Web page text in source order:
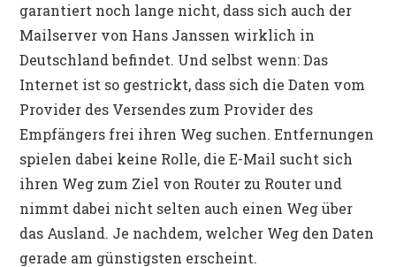
garantiert noch lange nicht, dass sich auch der
Mailserver von Hans Janssen wirklich in
Deutschland befindet. Und selbst wenn: Das
Internet ist so gestrickt, dass sich die Daten vom
Provider des Versendes zum Provider des
Empfängers frei ihren Weg suchen. Entfernungen
spielen dabei keine Rolle, die E-Mail sucht sich
ihren Weg zum Ziel von Router zu Router und
nimmt dabei nicht selten auch einen Weg über
das Ausland. Je nachdem, welcher Weg den Daten
gerade am günstigsten erscheint.